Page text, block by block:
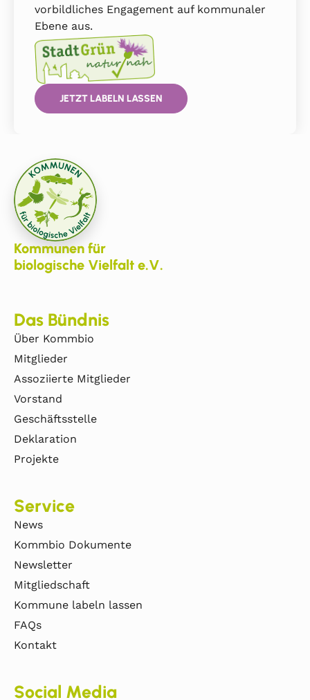
vorbildliches Engagement auf kommunaler
Ebene aus.
JETZT LABELN LASSEN
Kommunen für
biologische Vielfalt e.V.
Das Bündnis
Über Kommbio
Mitglieder
Assoziierte Mitglieder
Vorstand
Geschäftsstelle
Deklaration
Projekte
Service
News
Kommbio Dokumente
Newsletter
Mitgliedschaft
Kommune labeln lassen
FAQs
Kontakt
Social Media